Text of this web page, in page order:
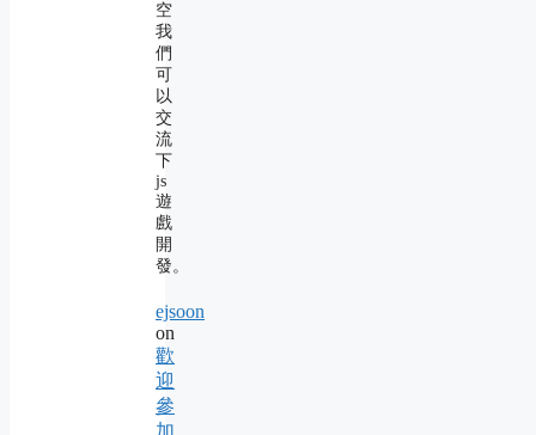
空
我
們
可
以
交
流
下
js
遊
戲
開
發。
ejsoon
on
歡
迎
參
加